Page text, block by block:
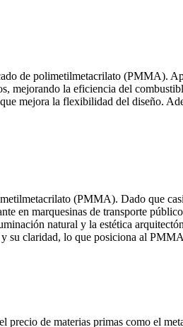
de polimetilmetacrilato (PMMA).
mejorando la eficiencia del
mejora la flexibilidad del diseño.
(PMMA). Dado que
en marquesinas de transporte
natural y la estética
claridad, lo que posiciona al
de materias primas como el